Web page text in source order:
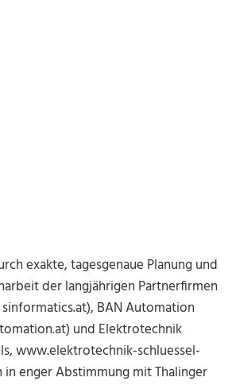
exakte, tagesgenaue Planung und
der langjährigen Partnerfirmen
BAN Automation
und Elektrotechnik
www.elektrotechnik-schluessel-
in enger Abstimmung mit Thalinger